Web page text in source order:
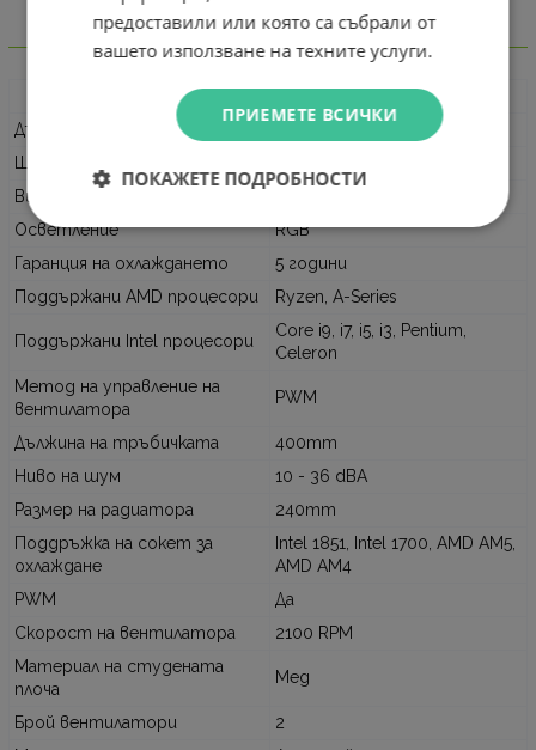
Информация
Характеристика
Стойност
Дължина на продукта
Височина на продукта
Осветление
RGB
Гаранция на охлаждането
5 години
Поддържани AMD процесори
Ryzen, A-Series
Поддържани Intel процесори
Core i9, i7, i5, i3, Pentium,
Celeron
Метод на управление на
вентилатора
PWM
Дължина на тръбичката
400mm
Ниво на шум
10 - 36 dBA
Размер на радиатора
240mm
Поддръжка на сокет за
охлаждане
Intel 1851, Intel 1700, AMD AM5,
AMD AM4
PWM
Да
Скорост на вентилатора
2100 RPM
Материал на студената
плоча
Мед
Брой вентилатори
2
предоставили или която са събрали от
вашето използване на техните услуги.
ПРИЕМЕТЕ ВСИЧКИ
ПОКАЖЕТЕ ПОДРОБНОСТИ